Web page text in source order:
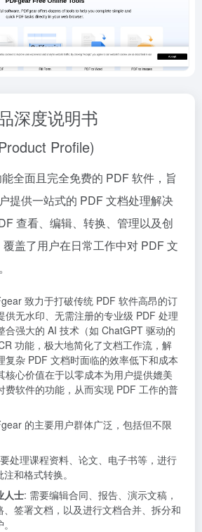
深度说明书
Profile)
全面且完全免费的 PDF 软件，旨
提供一站式的 PDF 文档处理解决
查看、编辑、转换、管理以及创
盖了用户在日常工作中对 PDF 文
致力于打破传统 PDF 软件高昂的订
供无水印、无需注册的专业级 PDF 处理
合强大的 AI 技术（如 ChatGPT 驱动的
功能，极大地简化了文档工作流，解
复杂 PDF 文档时面临的效率低下和成本
核心价值在于以零成本为用户提供媲美
费软件的功能，从而实现 PDF 工作的普
的主要用户群体广泛，包括但不限
处理课程资料、论文、电子书等，进行
和格式转换。
人士: 需要编辑合同、报告、演示文稿，
、签署文档，以及进行文档合并、拆分和